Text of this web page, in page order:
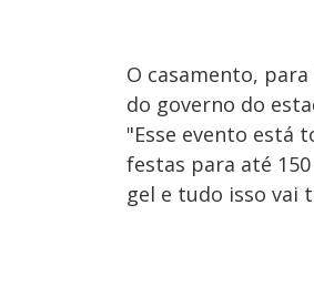
O casamento,
do governo do
"Esse evento está
festas para até
gel e tudo isso vai